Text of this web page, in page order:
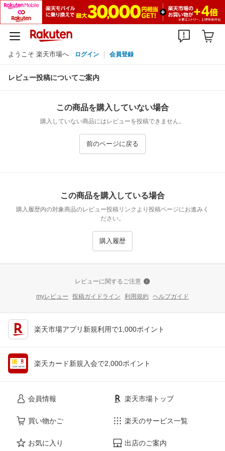
ようこそ 楽天市場へ ログイン 会員登録
レビュー投稿についてご案内
この商品を購入していない場合
購入していない商品にはレビューを投稿できません。
前のページに戻る
この商品を購入している場合
購入履歴内の対象商品のレビュー投稿リンクより投稿ページにお進みく
ださい。
購入履歴
レビューに関するご注意
myレビュー 投稿ガイドライン 利用規約 ヘルプガイド
楽天市場アプリ新規利用で1,000ポイント
楽天カード新規入会で2,000ポイント
会員情報
買い物かご
お気に入り
楽天市場トップ
楽天のサービス一覧
出店のご案内